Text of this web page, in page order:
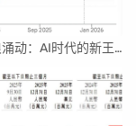
英伟达后浪涌动：AI时代的新王者与隐忧